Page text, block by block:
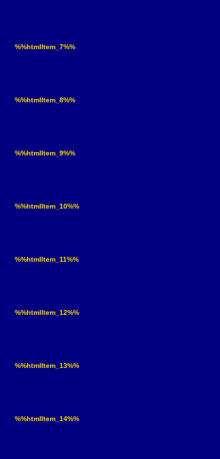
%%htmlItem_7%%
%%htmlItem_8%%
%%htmlItem_9%%
%%htmlItem_10%%
%%htmlItem_11%%
%%htmlItem_12%%
%%htmlItem_13%%
%%htmlItem_14%%